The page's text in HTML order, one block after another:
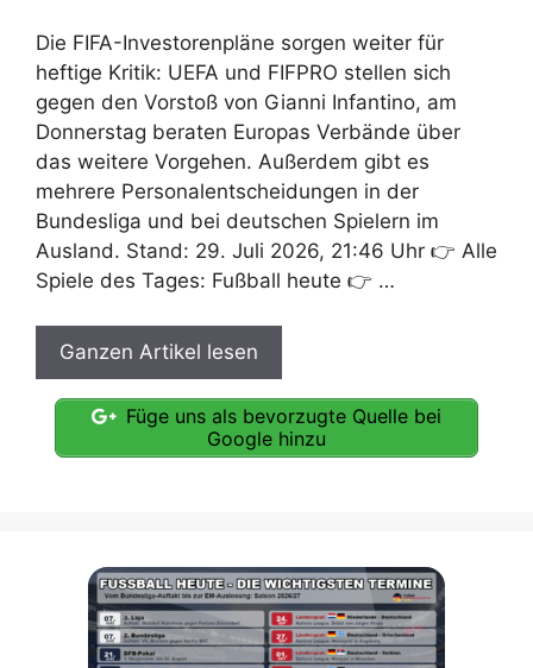
Die FIFA-Investorenpläne sorgen weiter für
heftige Kritik: UEFA und FIFPRO stellen sich
gegen den Vorstoß von Gianni Infantino, am
Donnerstag beraten Europas Verbände über
das weitere Vorgehen. Außerdem gibt es
mehrere Personalentscheidungen in der
Bundesliga und bei deutschen Spielern im
Ausland. Stand: 29. Juli 2026, 21:46 Uhr 👉 Alle
Spiele des Tages: Fußball heute 👉 …
Ganzen Artikel lesen
Füge uns als bevorzugte Quelle bei
Google hinzu